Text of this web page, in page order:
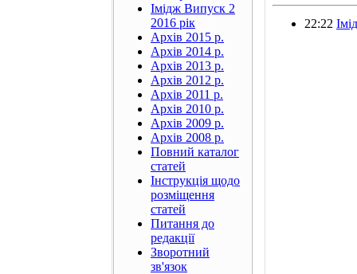
Імідж Випуск 2
2016 рік
Архів 2015 р.
Архів 2014 р.
Архів 2013 р.
Архів 2012 р.
Архів 2011 р.
Архів 2010 р.
Архів 2009 р.
Архів 2008 р.
Повний каталог
статей
Інструкція щодо
розміщення
статей
Питання до
редакції
Зворотний
зв'язок
22:22